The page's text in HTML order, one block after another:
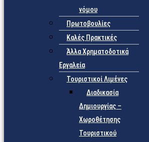
νόμου
Πρωτοβουλίες
Καλές Πρακτικές
Άλλα Χρηματοδοτικά
Εργαλεία
Τουριστικοί Λιμένες
Διαδικασία
Δημιουργίας –
Χωροθέτησης
Τουριστικού